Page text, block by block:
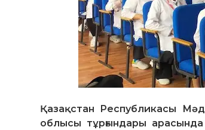
Қазақстан Республикасы
облысы тұрғындары